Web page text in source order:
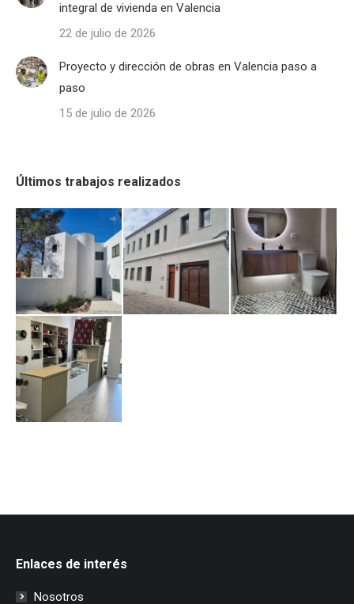
integral de vivienda en Valencia
22 de julio de 2026
Proyecto y dirección de obras en Valencia paso a
paso
15 de julio de 2026
Últimos trabajos realizados
Enlaces de interés
Nosotros